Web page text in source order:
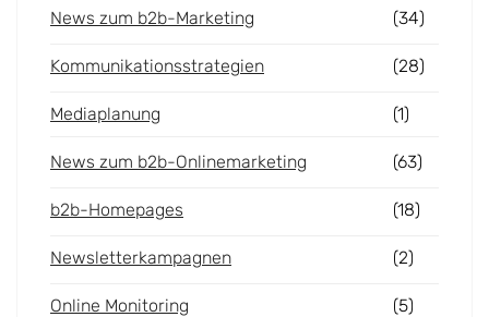
News zum b2b-Marketing (34)
Kommunikationsstrategien (28)
Mediaplanung (1)
News zum b2b-Onlinemarketing (63)
b2b-Homepages (18)
Newsletterkampagnen (2)
Online Monitoring (5)